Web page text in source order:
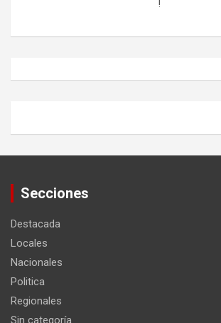
!
Secciones
Destacada
Locales
Nacionales
Politica
Regionales
Sin categoría